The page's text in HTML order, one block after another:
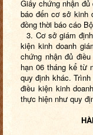
Giấy chứng nhận
báo đến cơ sở kinh
đồng thời báo cáo
3. Cơ sở giám
kiện kinh doanh
chứng nhận đủ
hạn 06 tháng kể từ
quy định khác.
điều kiện kinh
thực hiện như quy